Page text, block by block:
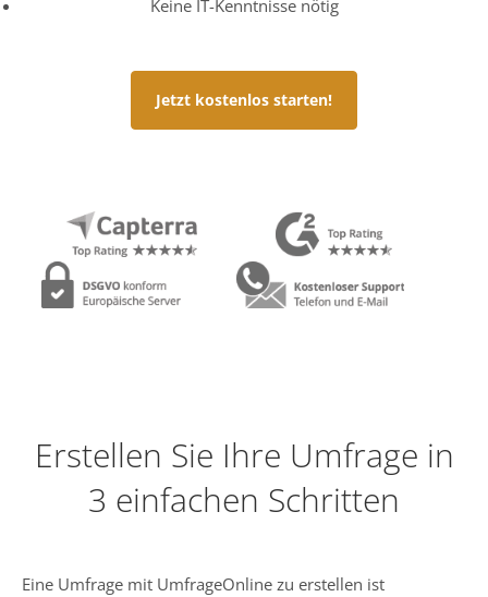
Keine IT-Kenntnisse nötig
Jetzt kostenlos starten!
Erstellen Sie Ihre Umfrage in
3 einfachen Schritten
Eine Umfrage mit UmfrageOnline zu erstellen ist